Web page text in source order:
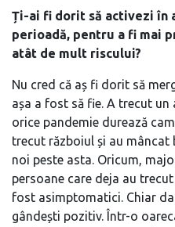
Ți-ai fi dorit să activezi în
perioadă, pentru a fi mai
atât de mult riscului?
Nu cred că aș fi dorit să
așa a fost să fie. A trecut un
orice pandemie durează
trecut războiul și au mâncat
noi peste asta. Oricum,
persoane care deja au
fost asimptomatici. Chiar
gândești pozitiv. Într-o